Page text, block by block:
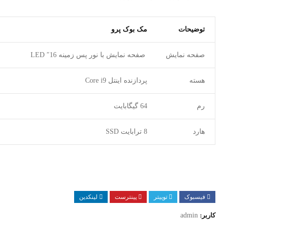
توضیحات مک بوک پرو
صفحه نمایش صفحه نمایش با نور پس زمینه 16″ LED
هسته پردازنده اینتل Core i9
رم 64 گیگابایت
هارد 8 ترابایت SSD
فیسبوک توییتر پینترست لینکدین
کاربر: admin